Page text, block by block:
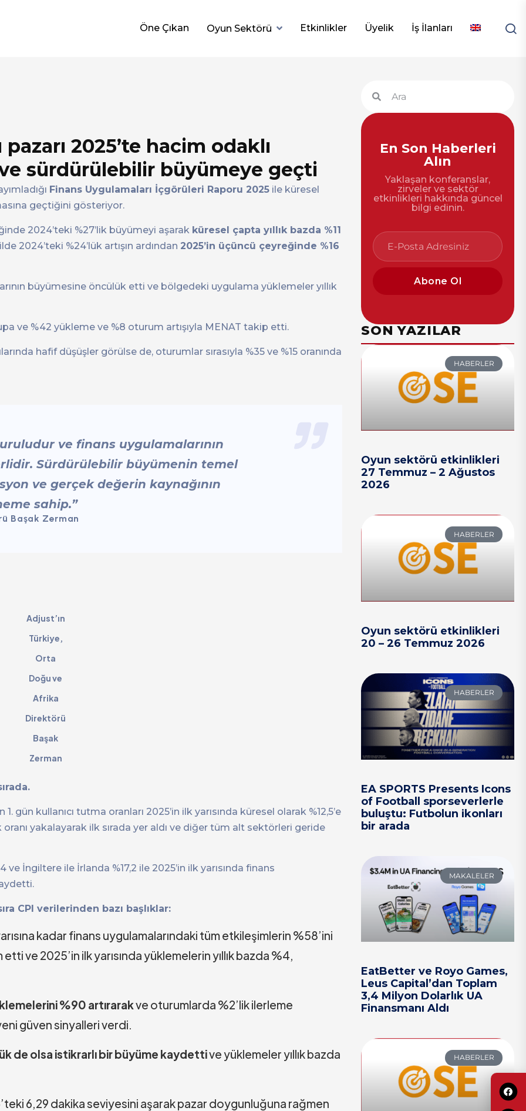
Öne Çıkan Oyun Sektörü Etkinlikler Üyelik İş İlanları
2025’te hacim odaklı
sürdürülebilir büyümeye geçti
Finans Uygulamaları İçgörüleri Raporu 2025 ile küresel
geçtiğini gösteriyor.
2024’teki %27’lik büyümeyi aşarak küresel çapta yıllık bazda %11
2024’teki %24’lük artışın ardından 2025’in üçüncü çeyreğinde %16
büyümesine öncülük etti ve bölgedeki uygulama yüklemeler yıllık
ve %42 yükleme ve %8 oturum artışıyla MENAT takip etti.
hafif düşüşler görülse de, oturumlar sırasıyla %35 ve %15 oranında
ve finans uygulamalarının
Sürdürülebilir büyümenin temel
ve gerçek değerin kaynağının
sahip.”
Başak Zerman
Adjust’ın
Türkiye,
Orta
Doğu ve
Afrika
Direktörü
Başak
Zerman
gün kullanıcı tutma oranları 2025’in ilk yarısında küresel olarak %12,5’e
oranı yakalayarak ilk sırada yer aldı ve diğer tüm alt sektörleri geride
ve İngiltere ile İrlanda %17,2 ile 2025’in ilk yarısında finans
CPI verilerinden bazı başlıklar:
kadar finans uygulamalarındaki tüm etkileşimlerin %58’ini
ve 2025’in ilk yarısında yüklemelerin yıllık bazda %4,
%90 artırarakve oturumlarda %2’lik ilerleme
güven sinyalleri verdi.
de olsa istikrarlı bir büyüme kaydettive yüklemeler yıllık bazda
6,29 dakika seviyesini aşarak pazar doygunluğuna rağmen
En Son Haberleri
Alın
Yaklaşan konferanslar,
zirveler ve sektör
etkinlikleri hakkında güncel
bilgi edinin.
Abone Ol
SON YAZILAR
HABERLER
Oyun sektörü etkinlikleri
27 Temmuz – 2 Ağustos
2026
HABERLER
Oyun sektörü etkinlikleri
20 – 26 Temmuz 2026
HABERLER
EA SPORTS Presents Icons
of Football sporseverlerle
buluştu: Futbolun ikonları
bir arada
MAKALELER
EatBetter ve Royo Games,
Leus Capital’dan Toplam
3,4 Milyon Dolarlık UA
Finansmanı Aldı
HABERLER